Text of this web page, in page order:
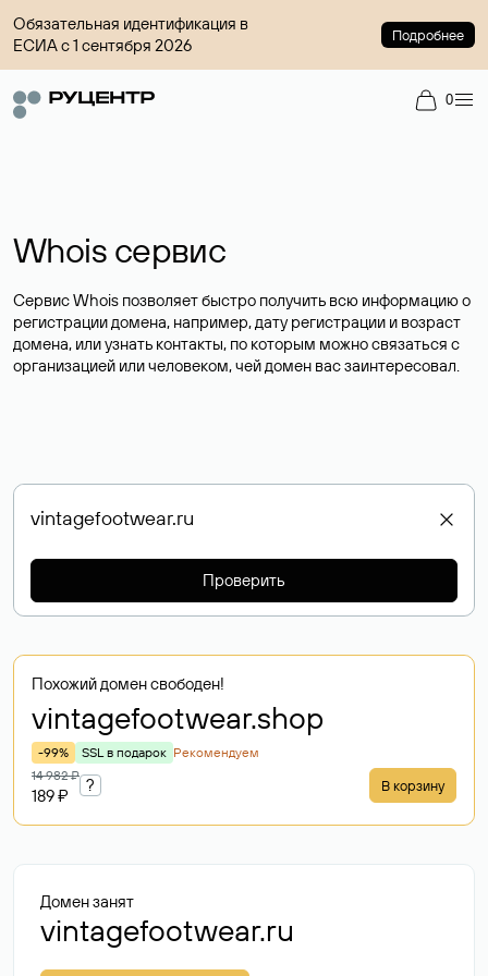
Обязательная идентификация в
ЕСИА с 1 сентября 2026
Подробнее
0
Whois сервис
Сервис Whois позволяет быстро получить всю информацию о
регистрации домена, например, дату регистрации и возраст
домена, или узнать контакты, по которым можно связаться с
организацией или человеком, чей домен вас заинтересовал.
Проверить
Похожий домен свободен!
vintagefootwear.shop
-99% SSL в подарок Рекомендуем
14 982 ₽
189 ₽
? В корзину
Домен занят
vintagefootwear.ru